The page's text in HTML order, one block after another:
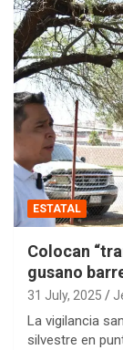
ESTATAL
Colocan
gusano
31 July, 2025
La vigilancia
silvestre en